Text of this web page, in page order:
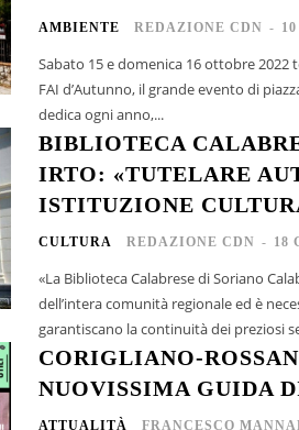
AMBIENTE REDAZIONE CDN -
Sabato 15 e domenica 16 ottobre 2022
FAI d’Autunno, il grande evento di
dedica ogni anno,...
BIBLIOTECA
IRTO: «TUTELARE
ISTITUZIONE
CULTURA REDAZIONE CDN - 18
«La Biblioteca Calabrese di Soriano
dell’intera comunità regionale ed è
garantiscano la continuità dei preziosi
CORIGLIANO-
NUOVISSIMA GUIDA
ATTUALITÀ FRANCESCO